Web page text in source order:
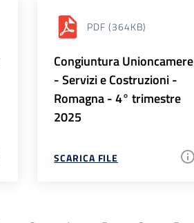
PDF (364KB)
Congiuntura Unioncamere
- Servizi e Costruzioni -
Romagna - 4° trimestre
2025
SCARICA FILE